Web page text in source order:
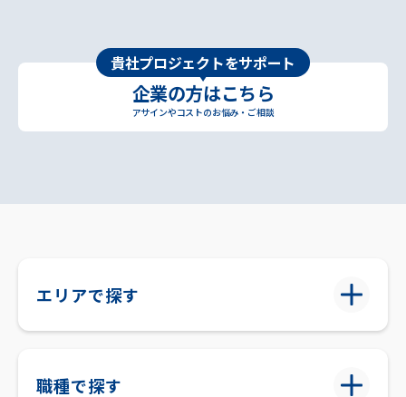
貴社プロジェクトをサポート
企業の方はこちら
アサインやコストのお悩み・ご相談
エリアで探す
職種で探す